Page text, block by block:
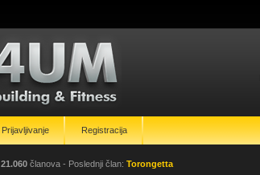
Prijavljivanje Registracija
21.060 članova - Poslednji član: Torongetta